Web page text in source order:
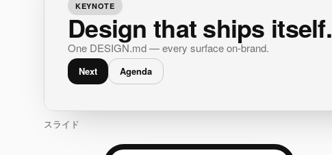
KEYNOTE
Design that ships itself.
One DESIGN.md — every surface on-brand.
Next Agenda
スライド